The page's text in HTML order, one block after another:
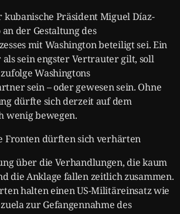
kubanische Präsident Miguel Díaz-
an der Gestaltung des
mit Washington beteiligt sei. Ein
als sein engster Vertrauter gilt, soll
Washingtons
sein – oder gewesen sein. Ohne
dürfte sich derzeit auf dem
wenig bewegen.
Fronten dürften sich verhärten
über die Verhandlungen, die kaum
die Anklage fallen zeitlich zusammen.
halten einen US-Militäreinsatz wie
zur Gefangennahme des